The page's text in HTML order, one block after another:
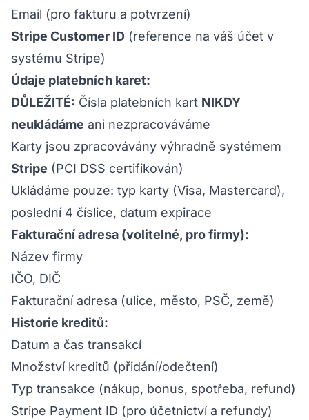
Email (pro fakturu a potvrzení)
Stripe Customer ID (reference na váš účet v
systému Stripe)
Údaje platebních karet:
DŮLEŽITÉ: Čísla platebních kart NIKDY
neukládáme ani nezpracováváme
Karty jsou zpracovávány výhradně systémem
Stripe (PCI DSS certifikován)
Ukládáme pouze: typ karty (Visa, Mastercard),
poslední 4 číslice, datum expirace
Fakturační adresa (volitelné, pro firmy):
Název firmy
IČO, DIČ
Fakturační adresa (ulice, město, PSČ, země)
Historie kreditů:
Datum a čas transakcí
Množství kreditů (přidání/odečtení)
Typ transakce (nákup, bonus, spotřeba, refund)
Stripe Payment ID (pro účetnictví a refundy)